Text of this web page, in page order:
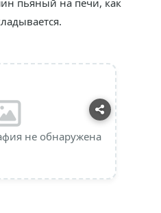
пьяный на печи, как
не обнаружена